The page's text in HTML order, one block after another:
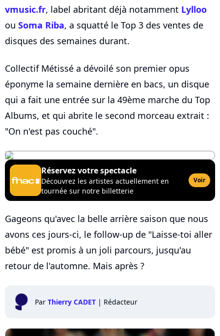
vmusic.fr, label abritant déjà notamment Lylloo
ou Soma Riba, a squatté le Top 3 des ventes de
disques des semaines durant.
Collectif Métissé a dévoilé son premier opus
éponyme la semaine dernière en bacs, un disque
qui a fait une entrée sur la 49ème marche du Top
Albums, et qui abrite le second morceau extrait :
"On n'est pas couché".
Réservez votre spectacle
Découvrez les artistes actuellement en
tournée sur notre billetterie
Voir
Gageons qu'avec la belle arrière saison que nous
avons ces jours-ci, le follow-up de "Laisse-toi aller
bébé" est promis à un joli parcours, jusqu'au
retour de l'automne. Mais après ?
Par Thierry CADET | Rédacteur